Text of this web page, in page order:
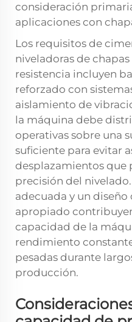
consideración
aplicaciones con
Los requisitos de
niveladoras de
resistencia incluyen
reforzado con
aislamiento de
la máquina debe
operativas sobre una
suficiente para evitar
desplazamientos que
precisión del
adecuada y un
apropiado
capacidad de la
rendimiento
pesadas durante
producción.